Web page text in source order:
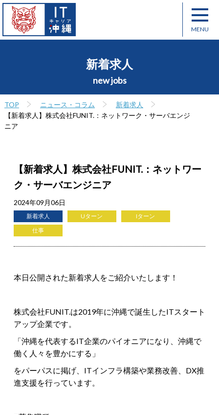
新着求人
new jobs
TOP ニュース・コラム
新着求人
【新着求人】株式会社FUNIT.：ネットワーク・サーバエンジ
ニア
【新着求人】株式会社FUNIT.：ネットワー
ク・サーバエンジニア
2024年09月06日
新着求人 Uターン
Iターン
仕事
本日公開された新着求人をご紹介いたします！
株式会社FUNIT.は2019年に沖縄で誕生したITスタート
アップ企業です。
「沖縄を代表するIT企業のパイオニアになり、沖縄で
働く人々を豊かにする」
をパーパスに掲げ、ITインフラ構築や業務改善、DX推
進支援を行っています。